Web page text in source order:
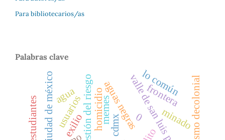
Para bibliotecarios/as
Palabras clave
homicidio
gestión del riesgo aguas negras
usuarios memes
ciudad de méxico cdmx valle de san luis potosí
minado
agua feminismo decolonial
estudiantes
frontera
lo común
exilio 0